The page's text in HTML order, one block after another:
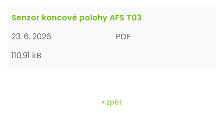
Senzor koncové polohy AFS T03
23. 6. 2026
PDF
110,91 kB
« zpět